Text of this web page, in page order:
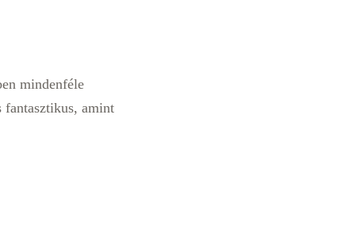
mindenféle
fantasztikus, amint